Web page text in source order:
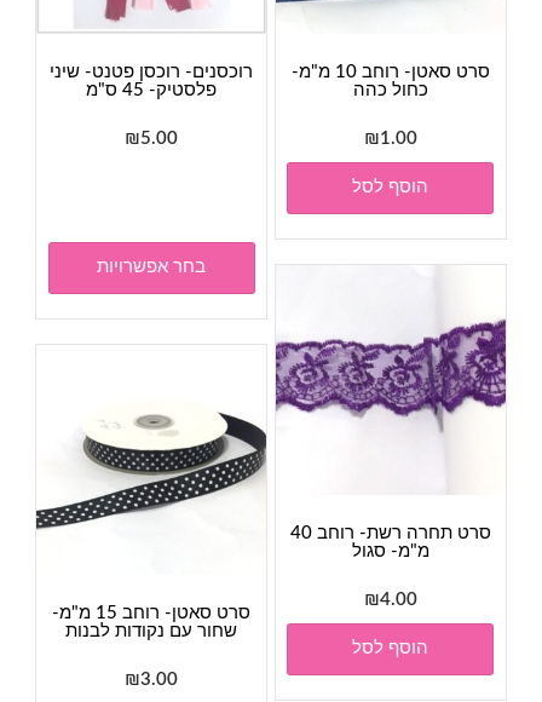
סרט סאטן- רוחב 10 מ"מ-
כחול כהה
₪1.00
הוסף לסל
רוכסנים- רוכסן פטנט- שיני
פלסטיק- 45 ס"מ
₪5.00
בחר אפשרויות
סרט תחרה רשת- רוחב 40
מ"מ- סגול
₪4.00
הוסף לסל
סרט סאטן- רוחב 15 מ"מ-
שחור עם נקודות לבנות
₪3.00